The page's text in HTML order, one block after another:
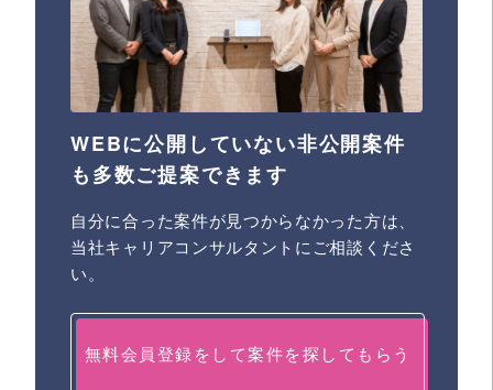
WEBに公開していない非公開案件
も多数ご提案できます
自分に合った案件が見つからなかった方は、
当社キャリアコンサルタントにご相談くださ
い。
無料会員登録をして案件を探してもらう